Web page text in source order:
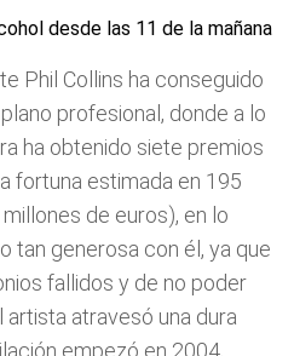
Phil Collins ha conseguido
profesional, donde a lo
ha obtenido siete premios
fortuna estimada en 195
de euros), en lo
tan generosa con él, ya que
fallidos y de no poder
atravesó una dura
empezó en 2004,